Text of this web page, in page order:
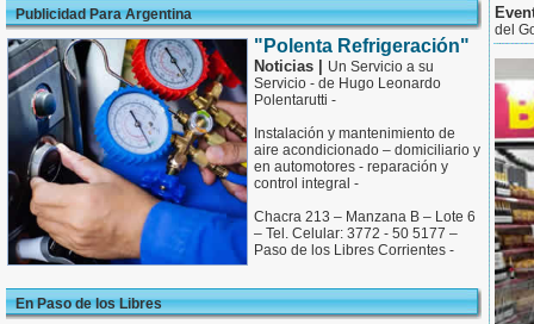
Publicidad Para Argentina
"Polenta Refrigeración"
Noticias |
Un Servicio a su
Servicio - de Hugo Leonardo
Polentarutti -
Instalación y mantenimiento de
aire acondicionado – domiciliario y
en automotores - reparación y
control integral -
Chacra 213 – Manzana B – Lote 6
– Tel. Celular: 3772 - 50 5177 –
Paso de los Libres Corrientes -
En Paso de los Libres
del